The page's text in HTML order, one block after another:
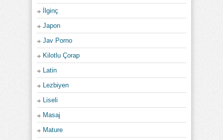
İlginç
Japon
Jav Porno
Kilotlu Çorap
Latin
Lezbiyen
Liseli
Masaj
Mature